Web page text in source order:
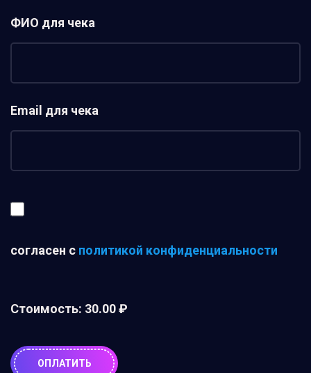
ФИО для чека
Email для чека
согласен с политикой конфиденциальности
Стоимость: 30.00 ₽
ОПЛАТИТЬ